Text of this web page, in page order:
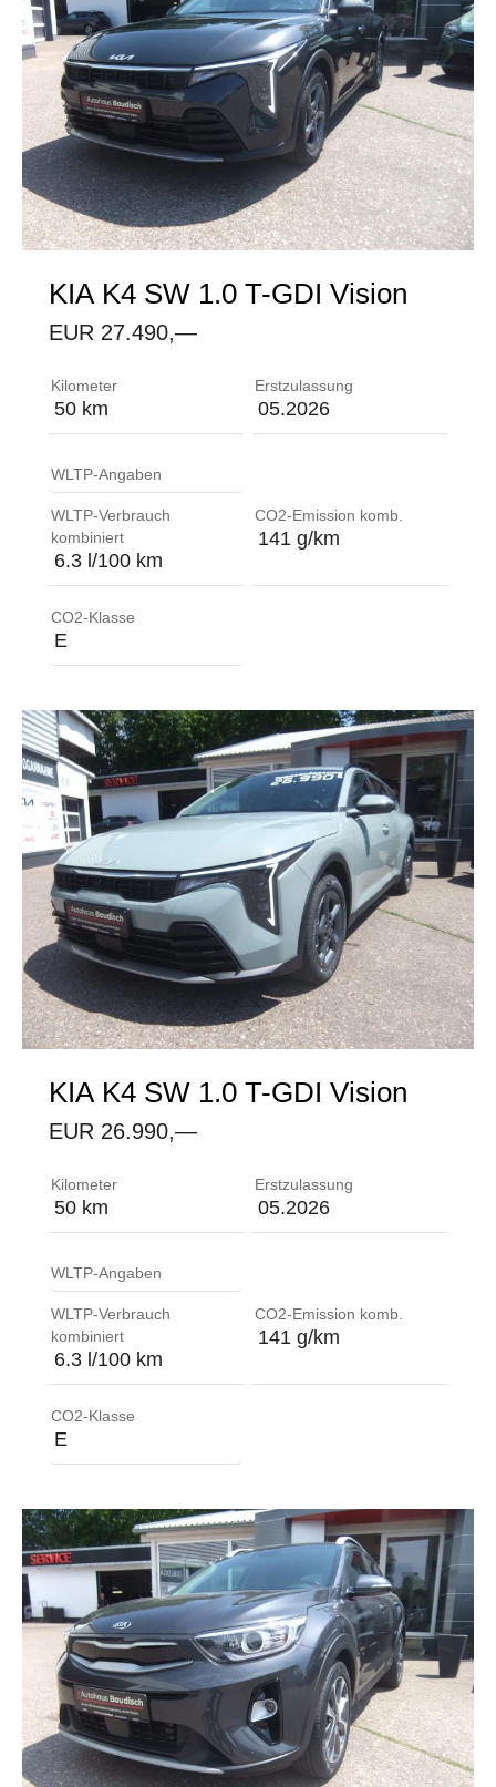
KIA K4 SW 1.0 T-GDI Vision
EUR 27.490,—
Kilometer
50 km
Erstzulassung
05.2026
WLTP-Angaben
WLTP-Verbrauch
kombiniert
6.3 l/100 km
CO2-Emission komb.
141 g/km
CO2-Klasse
E
KIA K4 SW 1.0 T-GDI Vision
EUR 26.990,—
Kilometer
50 km
Erstzulassung
05.2026
WLTP-Angaben
WLTP-Verbrauch
kombiniert
6.3 l/100 km
CO2-Emission komb.
141 g/km
CO2-Klasse
E